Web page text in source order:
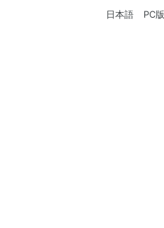
日本語 PC版